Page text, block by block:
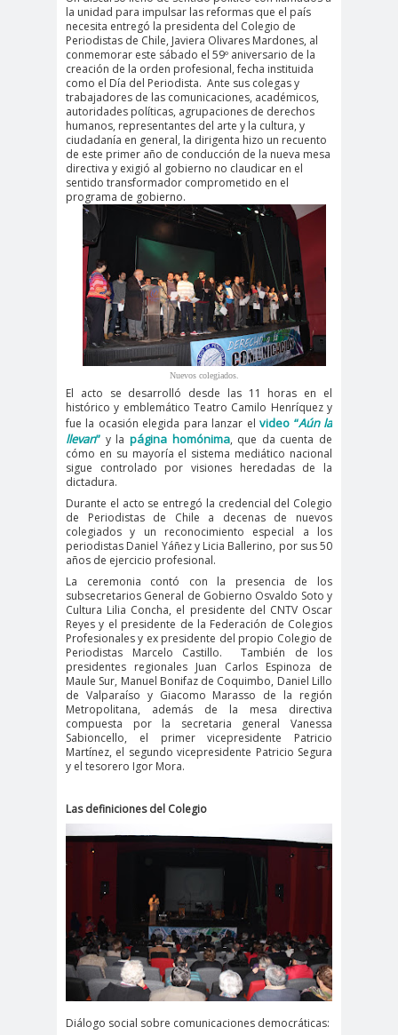
o
HH
te
#Importante #Noticias
#Asamblea
#Colegiodeperiodistas
#InformarNoEs
Delito
#LibertadDePr
ensa
#MediosNoSexi
stas
#Mega
#Megame
dia
#noticia
#Noticias #Asamblea
#Colegiodeperiodistas
#PrensaProte
gida
1 de
mayo
septiembre
18 de
octubre
1DEMAY
O
8demarz
o
aborto
Abraham
Santibañez
Abrazo
s
abuso
s
abusos
laborales
Academia de Humanismo
Cristiano
activismo
digital
actos de
violencia
Acuerdo por la
paz
Acuerdo por la Paz y
Nueva
Acuerdo por la Paz y Nueva
ADN
adultos
AFUCA
periodistas
agresion
es
agresiones a la
prensa
Alberto Gato
Gamboa
Alcaldía Ciudadana de
Valparaíso
la unidad para impulsar las reformas que el país
necesita entregó la presidenta del Colegio de
Periodistas de Chile, Javiera Olivares Mardones, al
conmemorar este sábado el 59º aniversario de la
creación de la orden profesional, fecha instituida
como el Día del Periodista. Ante sus colegas y
trabajadores de las comunicaciones, académicos,
autoridades políticas, agrupaciones de derechos
humanos, representantes del arte y la cultura, y
ciudadanía en general, la dirigenta hizo un recuento
de este primer año de conducción de la nueva mesa
directiva y exigió al gobierno no claudicar en el
sentido transformador comprometido en el
programa de gobierno.
Nuevos colegiados.
El acto se desarrolló desde las 11 horas en el
histórico y emblemático Teatro Camilo Henríquez y
fue la ocasión elegida para lanzar elvideo “Aún la
llevan” y la página homónima, que da cuenta de
cómo en su mayoría el sistema mediático nacional
sigue controlado por visiones heredadas de la
dictadura.
Durante el acto se entregó la credencial del Colegio
de Periodistas de Chile a decenas de nuevos
colegiados y un reconocimiento especial a los
periodistas Daniel Yáñez y Licia Ballerino, por sus 50
años de ejercicio profesional.
La ceremonia contó con la presencia de los
subsecretarios General de Gobierno Osvaldo Soto y
Cultura Lilia Concha, el presidente del CNTV Oscar
Reyes y el presidente de la Federación de Colegios
Profesionales y ex presidente del propio Colegio de
Periodistas Marcelo Castillo.
También de los
presidentes regionales Juan Carlos Espinoza de
Maule Sur, Manuel Bonifaz de Coquimbo, Daniel Lillo
de Valparaíso y Giacomo Marasso de la región
Metropolitana, además de la mesa directiva
compuesta por la secretaria general Vanessa
Sabioncello, el primer vicepresidente Patricio
Martínez, el segundo vicepresidente Patricio Segura
y el tesorero Igor Mora.
Las definiciones del Colegio
Diálogo social sobre comunicaciones democráticas: